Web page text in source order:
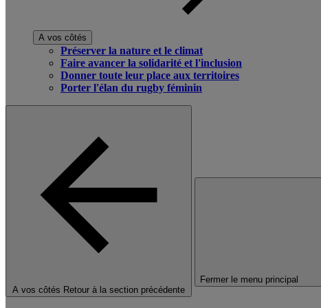
A vos côtés
Préserver la nature et le climat
Faire avancer la solidarité et l'inclusion
Donner toute leur place aux territoires
Porter l'élan du rugby féminin
A vos côtés Retour à la section précédente
Fermer le menu principal